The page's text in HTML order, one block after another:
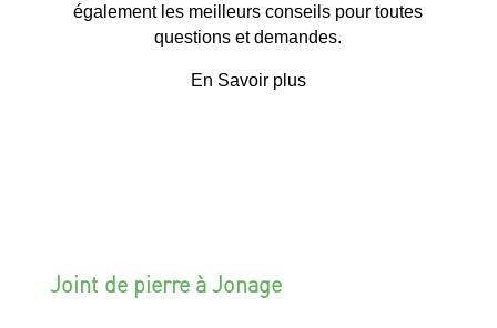
également les meilleurs conseils pour toutes
questions et demandes.
En Savoir plus
Joint de pierre à Jonage